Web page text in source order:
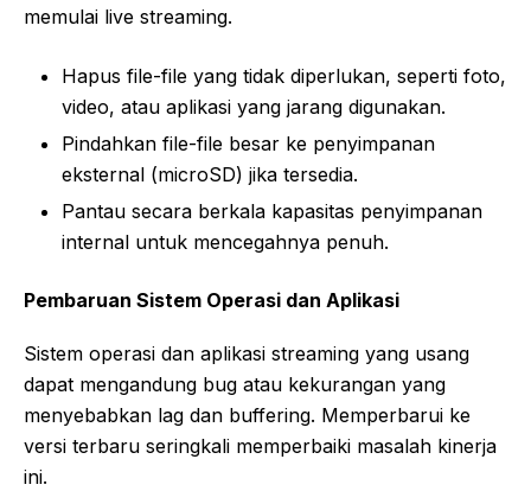
memulai live streaming.
Hapus file-file yang tidak diperlukan, seperti foto,
video, atau aplikasi yang jarang digunakan.
Pindahkan file-file besar ke penyimpanan
eksternal (microSD) jika tersedia.
Pantau secara berkala kapasitas penyimpanan
internal untuk mencegahnya penuh.
Pembaruan Sistem Operasi dan Aplikasi
Sistem operasi dan aplikasi streaming yang usang
dapat mengandung bug atau kekurangan yang
menyebabkan lag dan buffering. Memperbarui ke
versi terbaru seringkali memperbaiki masalah kinerja
ini.